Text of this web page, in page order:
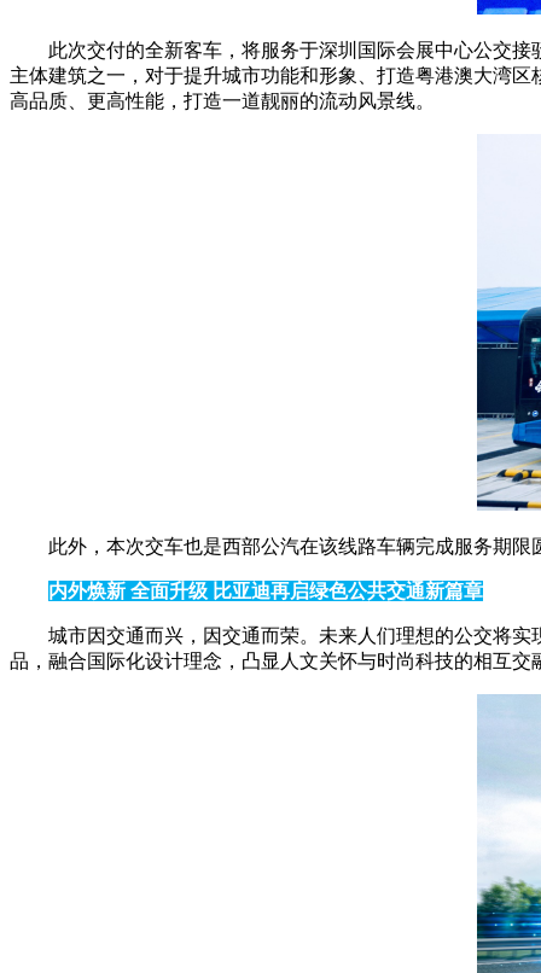
此次交付的全新客车，将服务于深圳国际会展中心公交
主体建筑之一，对于提升城市功能和形象、打造粤港澳大湾
高品质、更高性能，打造一道靓丽的流动风景线。
此外，本次交车也是西部公汽在该线路车辆完成服务期
内外焕新 全面升级 比亚迪再启绿色公共交通新篇章
城市因交通而兴，因交通而荣。未来人们理想的公交将
品，融合国际化设计理念，凸显人文关怀与时尚科技的相互